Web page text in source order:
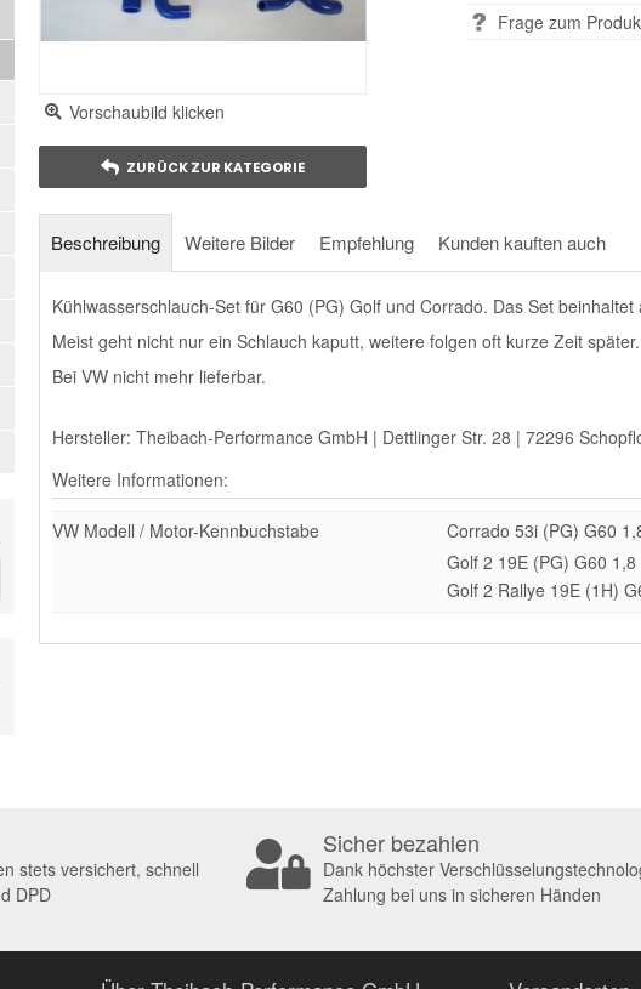
Vorschaubild klicken
ZURÜCK ZUR KATEGORIE
Frage zum
Beschreibung Weitere Bilder Empfehlung Kunden kauften auch
Kühlwasserschlauch-Set für G60 (PG) Golf und Corrado. Das Set
Meist geht nicht nur ein Schlauch kaputt, weitere folgen oft kurze Zeit
Bei VW nicht mehr lieferbar.
Hersteller: Theibach-Performance GmbH | Dettlinger Str. 28 | 72296
Weitere Informationen:
VW Modell / Motor-Kennbuchstabe
Corrado 53i (PG) G60
Golf 2 19E (PG) G60
Golf 2 Rallye 19E (1H)
stets versichert, schnell
DPD
Sicher bezahlen
Dank höchster
Zahlung bei uns in sicheren Händen